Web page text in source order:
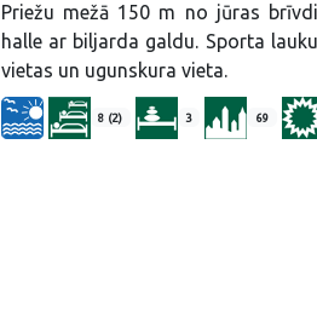
Priežu mežā 150 m no jūras
halle ar biljarda galdu. Sporta
vietas un ugunskura vieta.
8 (2) 3 69